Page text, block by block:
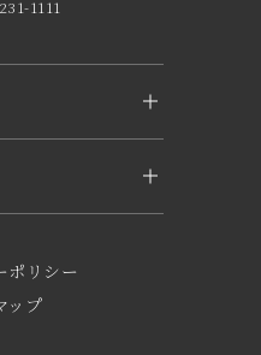
1111
）
五軒町2-1-37
ポリシー
ップ